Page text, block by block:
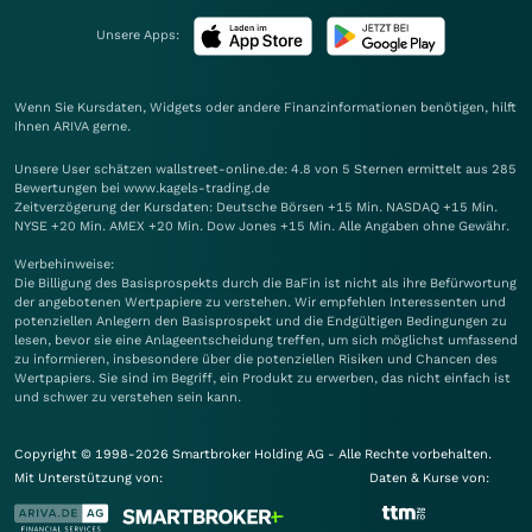
Unsere Apps:
Wenn Sie Kursdaten, Widgets oder andere Finanzinformationen benötigen, hilft
Ihnen ARIVA gerne.
Unsere User schätzen wallstreet-online.de: 4.8 von 5 Sternen ermittelt aus 285
Bewertungen bei www.kagels-trading.de
Zeitverzögerung der Kursdaten: Deutsche Börsen +15 Min. NASDAQ +15 Min.
NYSE +20 Min. AMEX +20 Min. Dow Jones +15 Min. Alle Angaben ohne Gewähr.
Werbehinweise:
Die Billigung des Basisprospekts durch die BaFin ist nicht als ihre Befürwortung
der angebotenen Wertpapiere zu verstehen. Wir empfehlen Interessenten und
potenziellen Anlegern den Basisprospekt und die Endgültigen Bedingungen zu
lesen, bevor sie eine Anlageentscheidung treffen, um sich möglichst umfassend
zu informieren, insbesondere über die potenziellen Risiken und Chancen des
Wertpapiers. Sie sind im Begriff, ein Produkt zu erwerben, das nicht einfach ist
und schwer zu verstehen sein kann.
Copyright © 1998-2026 Smartbroker Holding AG - Alle Rechte vorbehalten.
Mit Unterstützung von:
Daten & Kurse von: